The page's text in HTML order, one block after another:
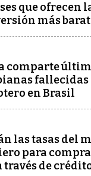
que ofrecen
más
comparte
fallecidas
en Brasil
las tasas del
para
través de